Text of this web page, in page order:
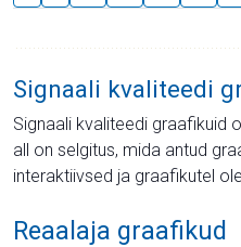
Signaali kvaliteedi
Signaali kvaliteedi graafikuid
all on selgitus, mida antud
interaktiivsed ja graafikutel
Reaalaja graafikud